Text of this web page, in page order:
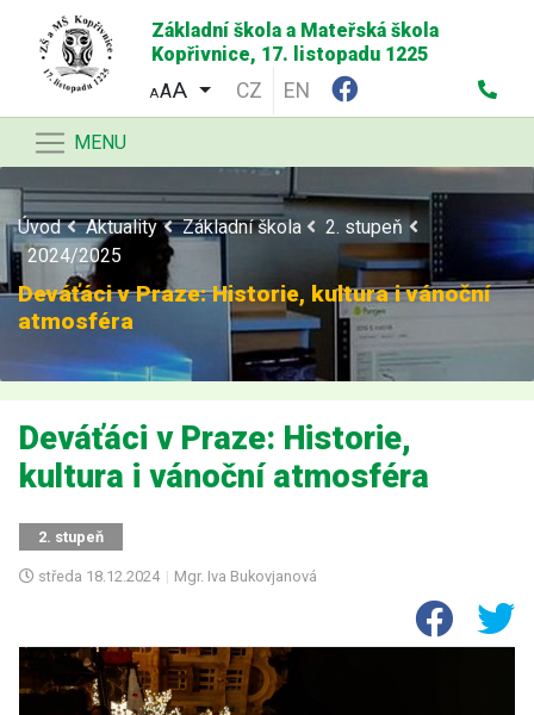
Základní škola a Mateřská škola
Kopřivnice, 17. listopadu 1225
AA CZ EN
MENU
Úvod Aktuality Základní škola
2. stupeň
2024/2025
Deváťáci v Praze: Historie, kultura i vánoční
atmosféra
Deváťáci v Praze: Historie,
kultura i vánoční atmosféra
2. stupeň
středa 18.12.2024 | Mgr. Iva Bukovjanová